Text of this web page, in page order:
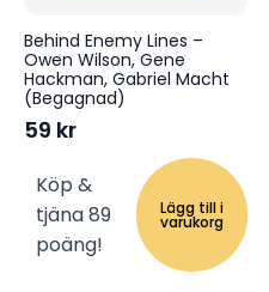
Behind Enemy Lines –
Owen Wilson, Gene
Hackman, Gabriel Macht
(Begagnad)
59 kr
Köp &
tjäna 89
poäng!
Lägg till i
varukorg